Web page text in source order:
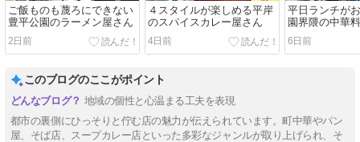
ご飯ものも蔑ろにできない
豊平公園のラーメン屋さん
2日前
４スタイルが楽しめる平岸
のスパイスカレー屋さん
4日前
平日ランチが
園界隈の中華
6日前
このブログのここがポイント
地域の個性と心温まる工夫を表現
都市の裏側にひっそりと佇む店の魅力が伝えられています。町中華やパン
屋、そば店、スープカレー店といった多彩なジャンルが取り上げられ、そ